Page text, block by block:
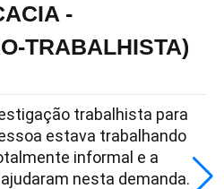
-
TRABALHISTA)
trabalhista para
estava trabalhando
informal e a
nesta demanda.